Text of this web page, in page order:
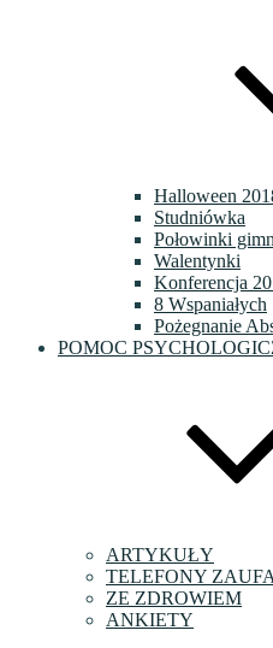
Halloween
Studniówka
Połowinki
Walentynki
Konferencja
8 Wspaniałych
Pożegnanie
POMOC
ARTYKUŁY
TELEFONY
ZE ZDROWIEM
ANKIETY